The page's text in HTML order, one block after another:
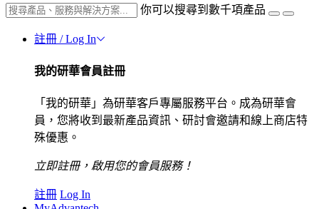
你可以搜尋到數千項產品
註冊 / Log In
我的研華會員註冊
「我的研華」為研華客戶專屬服務平台。成為研華會
員，您將收到最新產品資訊、研討會邀請和線上商店特
殊優惠。
立即註冊，啟用您的會員服務！
註冊 Log In